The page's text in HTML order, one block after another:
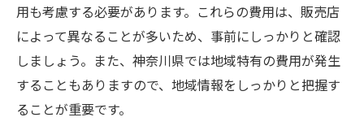
用も考慮する必要があります。これらの費用は、販売店
によって異なることが多いため、事前にしっかりと確認
しましょう。また、神奈川県では地域特有の費用が発生
することもありますので、地域情報をしっかりと把握す
ることが重要です。